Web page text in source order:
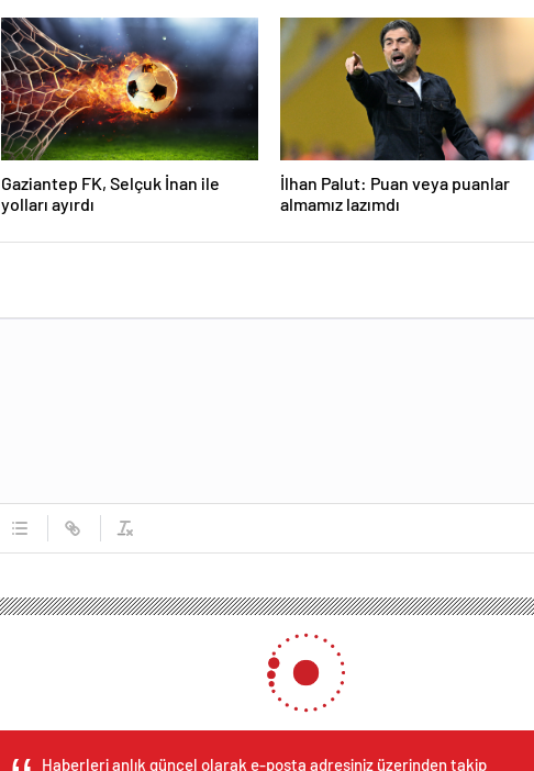
Gaziantep FK, Selçuk İnan ile
yolları ayırdı
İlhan Palut: Puan veya puanlar
almamız lazımdı
Haberleri anlık güncel olarak e-posta adresiniz üzerinden takip